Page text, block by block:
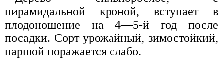
пирамидальной кроной, вступает в
плодоношение на 4—5-й год после
посадки. Сорт урожайный, зимостойкий,
паршой поражается слабо.